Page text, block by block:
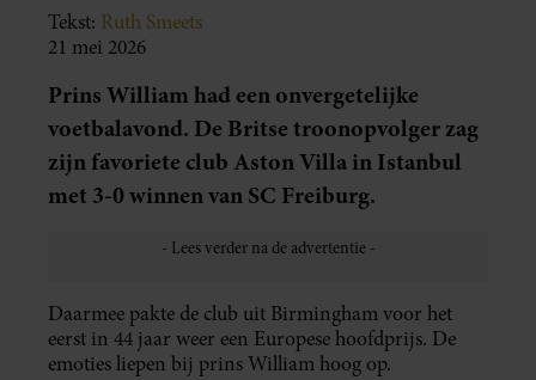
Tekst: Ruth Smeets
21 mei 2026
Prins William had een onvergetelijke
voetbalavond. De Britse troonopvolger zag
zijn favoriete club Aston Villa in Istanbul
met 3-0 winnen van SC Freiburg.
Daarmee pakte de club uit Birmingham voor het
eerst in 44 jaar weer een Europese hoofdprijs. De
emoties liepen bij prins William hoog op.